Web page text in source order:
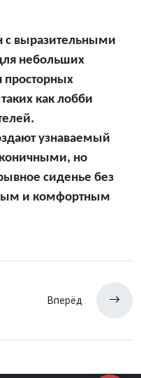
с выразительными
небольших
просторных
как лобби
узнаваемый
но
сиденье без
и комфортным
Вперёд